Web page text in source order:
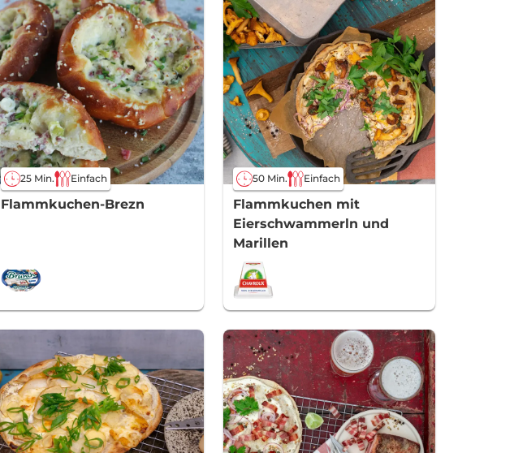
25 Min. Einfach
Flammkuchen-Brezn
50 Min. Einfach
Flammkuchen mit
Eierschwammerln und
Marillen